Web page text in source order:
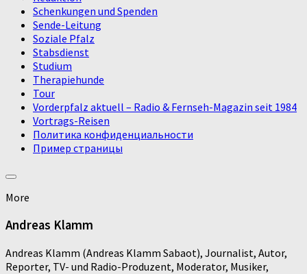
Schenkungen und Spenden
Sende-Leitung
Soziale Pfalz
Stabsdienst
Studium
Therapiehunde
Tour
Vorderpfalz aktuell – Radio & Fernseh-Magazin seit 1984
Vortrags-Reisen
Политика конфиденциальности
Пример страницы
More
Andreas Klamm
Andreas Klamm (Andreas Klamm Sabaot), Journalist, Autor,
Reporter, TV- und Radio-Produzent, Moderator, Musiker,